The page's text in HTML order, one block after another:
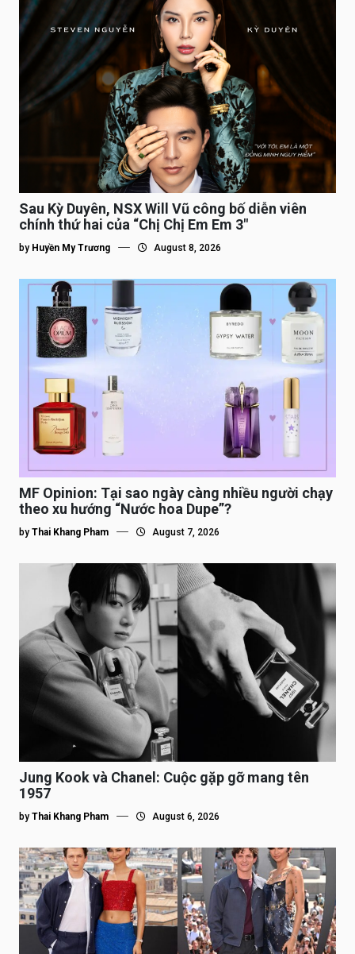
Sau Kỳ Duyên, NSX Will Vũ công bố diễn viên
chính thứ hai của “Chị Chị Em Em 3″
by Huyền My Trương August 8, 2026
MF Opinion: Tại sao ngày càng nhiều người chạy
theo xu hướng “Nước hoa Dupe”?
by Thai Khang Pham August 7, 2026
Jung Kook và Chanel: Cuộc gặp gỡ mang tên
1957
by Thai Khang Pham August 6, 2026